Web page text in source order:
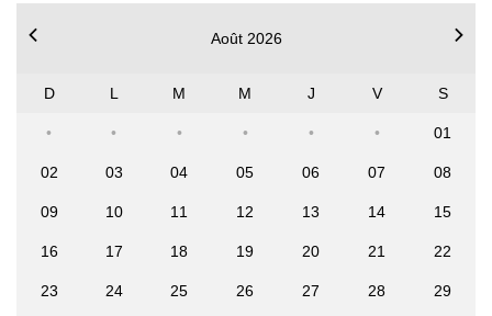
Août 2026
D L M M J V S
01
02 03 04 05 06 07 08
09 10 11 12 13 14 15
16 17 18 19 20 21 22
23 24 25 26 27 28 29